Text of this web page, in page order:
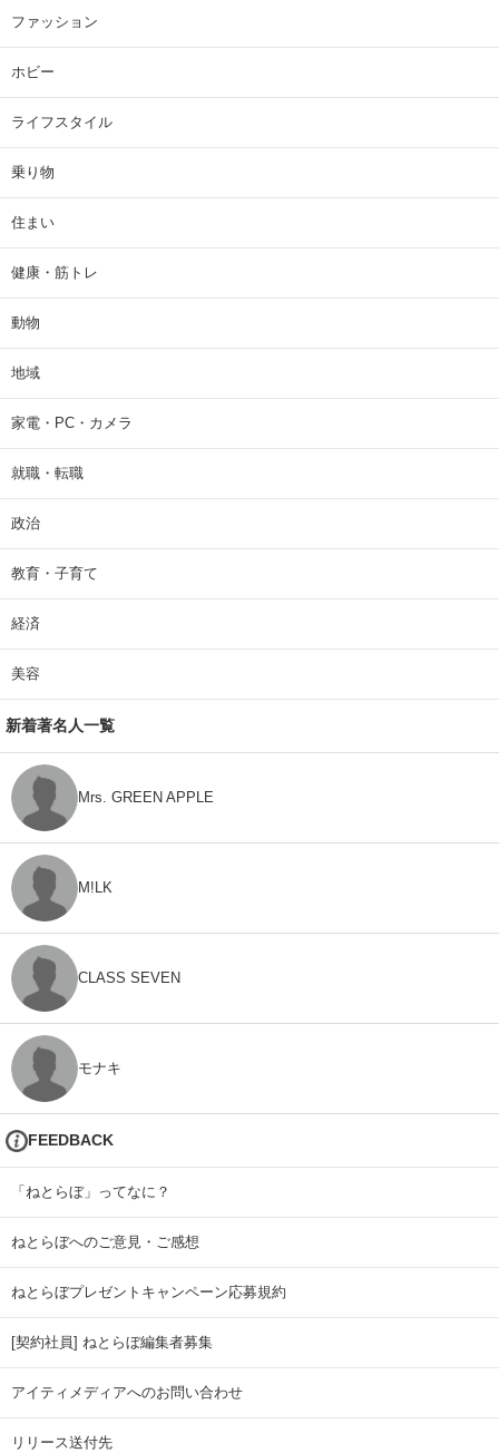
ファッション
ホビー
ライフスタイル
乗り物
住まい
健康・筋トレ
動物
地域
家電・PC・カメラ
就職・転職
政治
教育・子育て
経済
美容
新着著名人一覧
Mrs. GREEN APPLE
M!LK
CLASS SEVEN
モナキ
FEEDBACK
「ねとらぼ」ってなに？
ねとらぼへのご意見・ご感想
ねとらぼプレゼントキャンペーン応募規約
[契約社員] ねとらぼ編集者募集
アイティメディアへのお問い合わせ
リリース送付先